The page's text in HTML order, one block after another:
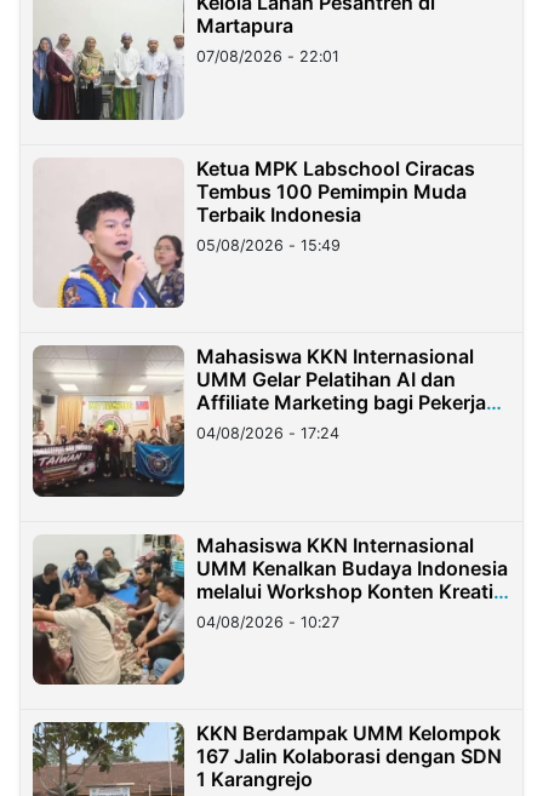
Martapura
07/08/2026 - 22:01
Ketua MPK Labschool Ciracas
Tembus 100 Pemimpin Muda
Terbaik Indonesia
05/08/2026 - 15:49
Mahasiswa KKN Internasional
UMM Gelar Pelatihan AI dan
Affiliate Marketing bagi Pekerja
Migran Indonesia di Taiwan
04/08/2026 - 17:24
Mahasiswa KKN Internasional
UMM Kenalkan Budaya Indonesia
melalui Workshop Konten Kreatif
di Taiwan
04/08/2026 - 10:27
KKN Berdampak UMM Kelompok
167 Jalin Kolaborasi dengan SDN
1 Karangrejo